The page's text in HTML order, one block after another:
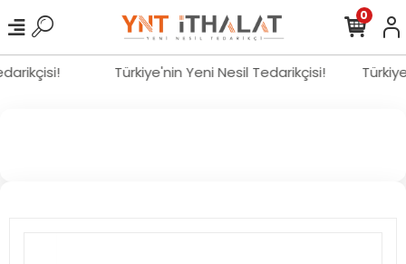
Türkiye'nin Yeni Nesil Tedarikçisi!
0